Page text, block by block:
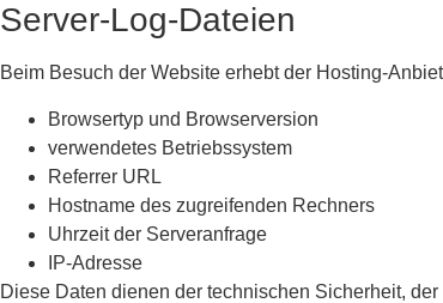
Server-Log-Dateien
Beim Besuch der Website erhebt der Hosting-
Browsertyp und Browserversion
verwendetes Betriebssystem
Referrer URL
Hostname des zugreifenden Rechners
Uhrzeit der Serveranfrage
IP-Adresse
Diese Daten dienen der technischen Sicherheit,